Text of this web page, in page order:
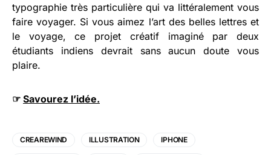
typographie très particulière qui va littéralement vous
faire voyager. Si vous aimez l’art des belles lettres et
le voyage, ce projet créatif imaginé par deux
étudiants indiens devrait sans aucun doute vous
plaire.
☞ Savourez l’idée.
CREAREWIND ILLUSTRATION IPHONE